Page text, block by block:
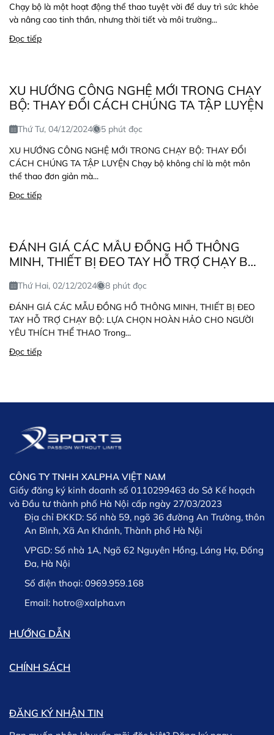
Chạy bộ là một hoạt động thể thao tuyệt vời để duy trì sức khỏe
và nâng cao tinh thần, nhưng thời tiết và môi trường...
Đọc tiếp
XU HƯỚNG CÔNG NGHỆ MỚI TRONG CHẠY
BỘ: THAY ĐỔI CÁCH CHÚNG TA TẬP LUYỆN
Thứ Tư, 04/12/2024
5 phút đọc
XU HƯỚNG CÔNG NGHỆ MỚI TRONG CHẠY BỘ: THAY ĐỔI
CÁCH CHÚNG TA TẬP LUYỆN Chạy bộ không chỉ là một môn
thể thao đơn giản mà...
Đọc tiếp
ĐÁNH GIÁ CÁC MẪU ĐỒNG HỒ THÔNG
MINH, THIẾT BỊ ĐEO TAY HỖ TRỢ CHẠY BỘ:
THÍCH THỂ THAO
Thứ Hai, 02/12/2024
8 phút đọc
ĐÁNH GIÁ CÁC MẪU ĐỒNG HỒ THÔNG MINH, THIẾT BỊ ĐEO
TAY HỖ TRỢ CHẠY BỘ: LỰA CHỌN HOÀN HẢO CHO NGƯỜI
YÊU THÍCH THỂ THAO Trong...
Đọc tiếp
CÔNG TY TNHH XALPHA VIỆT NAM
Giấy đăng ký kinh doanh số 0110299463 do Sở Kế hoạch
và Đầu tư thành phố Hà Nội cấp ngày 27/03/2023
Địa chỉ ĐKKD: Số nhà 59, ngõ 36 đường An Trường, thôn
An Bình, Xã An Khánh, Thành phố Hà Nội
VPGD: Số nhà 1A, Ngõ 62 Nguyên Hồng, Láng Hạ, Đống
Đa, Hà Nội
Số điện thoại: 0969.959.168
Email: hotro@xalpha.vn
HƯỚNG DẪN
CHÍNH SÁCH
ĐĂNG KÝ NHẬN TIN